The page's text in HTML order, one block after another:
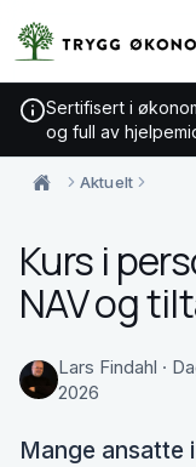
Sertifisert i
og full av
Aktuelt
Kurs i
NAV og
Lars Findahl ·
2026
Mange ansatte